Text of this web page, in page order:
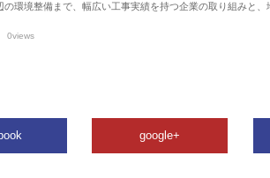
の環境整備まで、幅広い工事実績を持つ企業の取り組みと
0views
google+